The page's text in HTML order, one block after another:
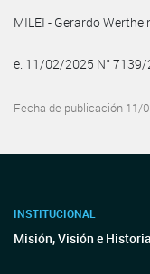
MILEI - Gerardo
e. 11/02/2025 N°
Fecha de publicación 11/
INSTITUCIONAL
Misión, Visión e Historia